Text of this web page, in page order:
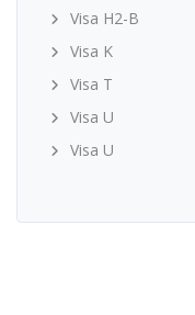
Visa H2-B
Visa K
Visa T
Visa U
Visa U